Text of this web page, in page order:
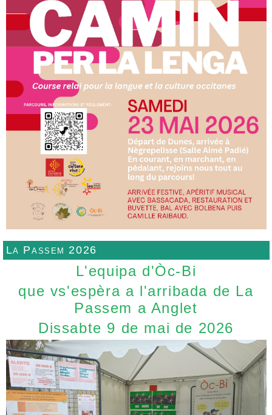
La Passem 2026
L'equipa d'Òc-Bi
que vs'espèra a l'arribada de La
Passem a Anglet
Dissabte 9 de mai de 2026